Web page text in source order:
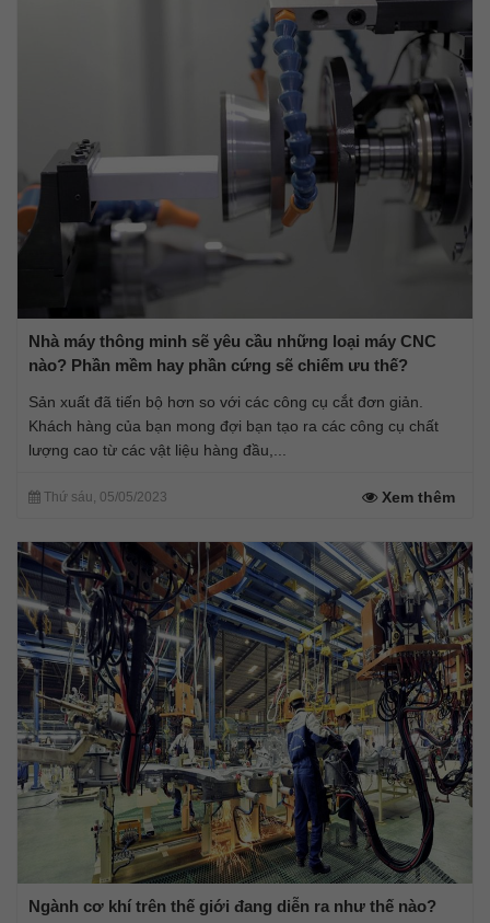
Nhà máy thông minh sẽ yêu cầu những loại máy CNC
nào? Phần mềm hay phần cứng sẽ chiếm ưu thế?
Sản xuất đã tiến bộ hơn so với các công cụ cắt đơn giản.
Khách hàng của bạn mong đợi bạn tạo ra các công cụ chất
lượng cao từ các vật liệu hàng đầu,...
Thứ sáu, 05/05/2023 Xem thêm
Ngành cơ khí trên thế giới đang diễn ra như thế nào?